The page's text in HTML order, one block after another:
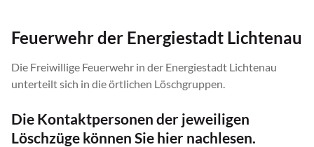
Feuerwehr der Energiestadt Lichtenau
Die Freiwillige Feuerwehr in der Energiestadt Lichtenau
unterteilt sich in die örtlichen Löschgruppen.
Die Kontaktpersonen der jeweiligen
Löschzüge können Sie hier nachlesen.